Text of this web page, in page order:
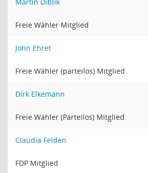
Freie Wähler Mitglied
John Ehret
Freie Wähler (parteilos) Mitglied
Dirk Elkemann
Freie Wähler (Parteilos) Mitglied
Claudia Felden
FDP Mitglied